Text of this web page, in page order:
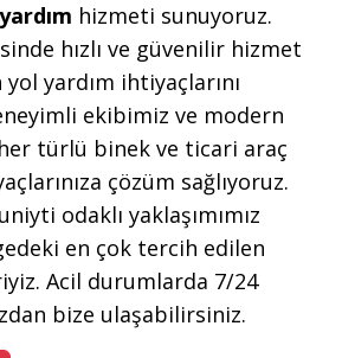
hizmeti sunuyoruz.
hızlı ve güvenilir hizmet
yol yardım ihtiyaçlarını
ekibimiz ve modern
türlü binek ve ticari araç
çözüm sağlıyoruz.
odaklı yaklaşımımız
en çok tercih edilen
Acil durumlarda 7/24
bize ulaşabilirsiniz.